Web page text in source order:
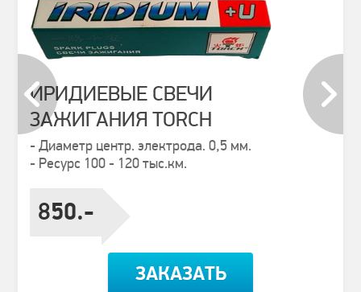
ИРИДИЕВЫЕ СВЕЧИ
ЗАЖИГАНИЯ TORCH
- Диаметр центр. электрода. 0,5 мм.
- Ресурс 100 - 120 тыс.км.
850.-
ЗАКАЗАТЬ
prev